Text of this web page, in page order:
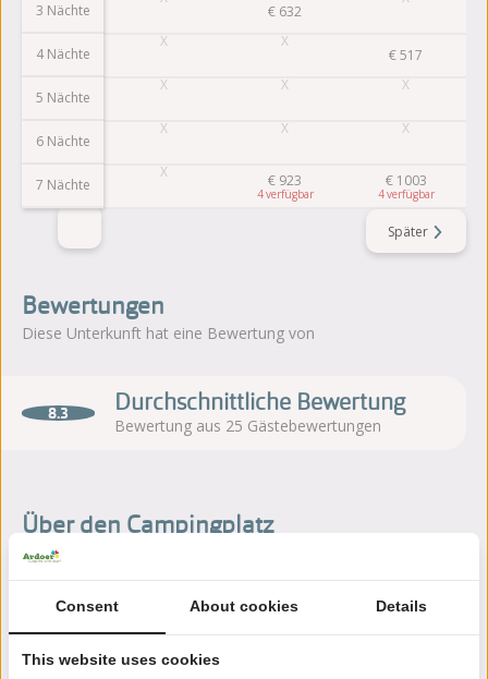
Später
3 Nächte
4 Nächte
5 Nächte
6 Nächte
7 Nächte
€ 632
€ 923
4
€517
€ 1003
4
Bewertungen
Diese Unterkunft hat eine Bewertung von
8.3 Durchschnittliche Bewertung
Bewertung aus 25 Gästebewertungen
Über den Campingplatz
Campingplatz It Wiid liegt in Earnewâld (Friesland), im Herzen
des Nationalparks De Alde Feanen. Ein wasserreicher
Campingplatz mit Wassersportmöglichkeiten.
Consent About cookies Details
This website uses cookies